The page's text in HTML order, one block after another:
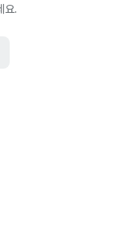
요.